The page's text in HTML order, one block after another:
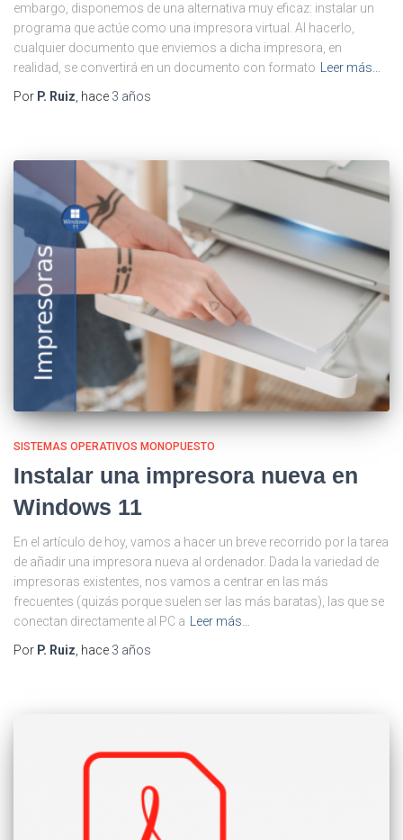
embargo, disponemos de una alternativa muy eficaz: instalar un
programa que actúe como una impresora virtual. Al hacerlo,
cualquier documento que enviemos a dicha impresora, en
realidad, se convertirá en un documento con formato Leer más…
Por P. Ruiz, hace 3 años
SISTEMAS OPERATIVOS MONOPUESTO
Instalar una impresora nueva en
Windows 11
En el artículo de hoy, vamos a hacer un breve recorrido por la tarea
de añadir una impresora nueva al ordenador. Dada la variedad de
impresoras existentes, nos vamos a centrar en las más
frecuentes (quizás porque suelen ser las más baratas), las que se
conectan directamente al PC a
Leer más…
Por P. Ruiz , hace 3 años